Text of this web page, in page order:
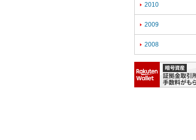
 2010
 2009
 2008